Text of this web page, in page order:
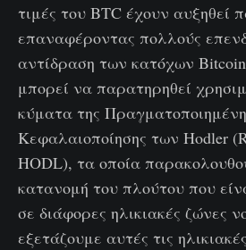
τιμές του BTC έχουν αυξηθεί
επαναφέροντας πολλούς
αντίδραση των κατόχων
μπορεί να παρατηρηθεί
κύματα της
Κεφαλαιοποίησης των Hodler
HODL), τα οποία
κατανομή του πλούτου που
σε διάφορες ηλικιακές ζώνες
εξετάζουμε αυτές τις